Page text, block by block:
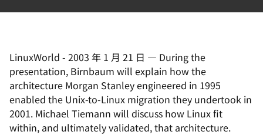
LinuxWorld - 2003 年 1 月 21 日 — During the
presentation, Birnbaum will explain how the
architecture Morgan Stanley engineered in 1995
enabled the Unix-to-Linux migration they undertook in
2001. Michael Tiemann will discuss how Linux fit
within, and ultimately validated, that architecture.